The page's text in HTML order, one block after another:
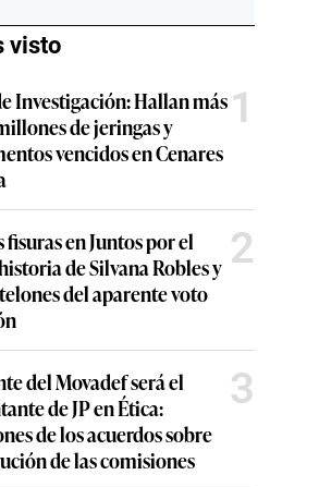
visto
Investigación: Hallan más
de jeringas y
vencidos en Cenares
1
en Juntos por el
de Silvana Robles y
del aparente voto
2
del Movadef será el
de JP en Ética:
de los acuerdos sobre
de las comisiones
3